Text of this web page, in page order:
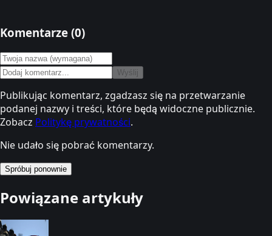
Komentarze (0)
Wyślij
Publikując komentarz, zgadzasz się na przetwarzanie
podanej nazwy i treści, które będą widoczne publicznie.
Zobacz Politykę prywatności.
Nie udało się pobrać komentarzy.
Spróbuj ponownie
Powiązane artykuły